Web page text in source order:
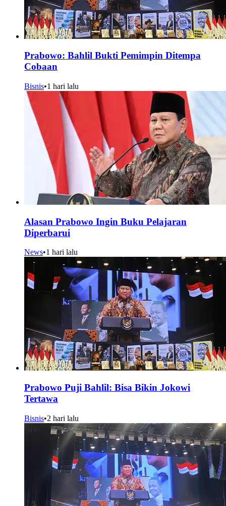
Prabowo: Bahlil Bukti Pemimpin Ditempa
Cobaan
Bisnis•1 hari lalu
Alasan Prabowo Ingin Buku Pelajaran
Diperbarui
News•1 hari lalu
Prabowo Puji Bahlil: Bisa Bikin Jokowi
Tertawa
Bisnis•2 hari lalu